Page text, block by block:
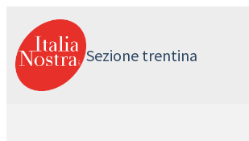
contenuto
Sezione trentina